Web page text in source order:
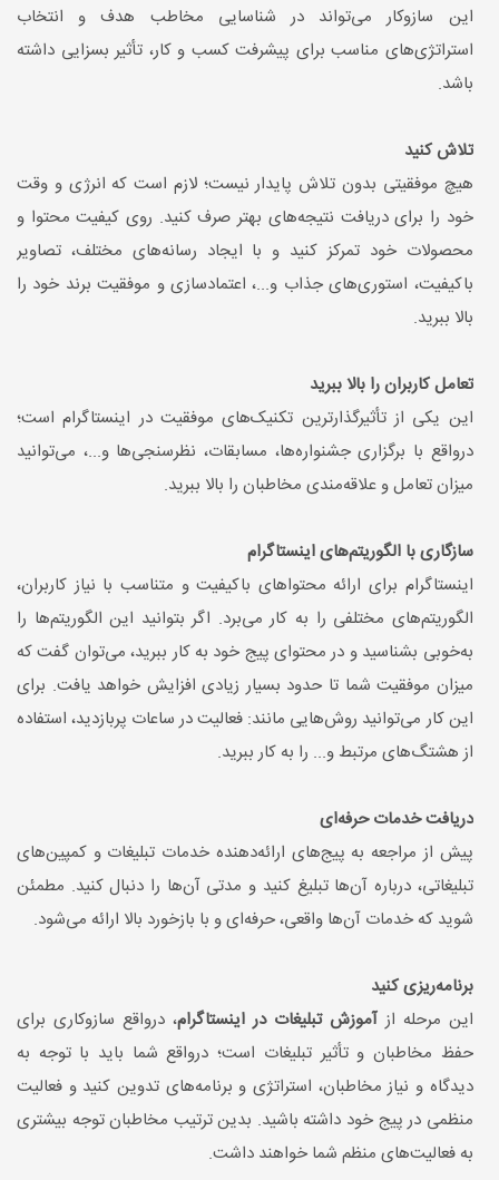
این سازوکار می‌تواند در شناسایی مخاطب هدف و انتخاب
استراتژی‌های مناسب برای پیشرفت کسب ‌و کار، تأثیر بسزایی داشته
باشد.
تلاش کنید
هیچ موفقیتی بدون تلاش پایدار نیست؛ لازم است که انرژی و وقت
خود را برای دریافت نتیجه‌های بهتر صرف کنید. روی کیفیت محتوا و
محصولات خود تمرکز کنید و با ایجاد رسانه‌های مختلف، تصاویر
باکیفیت، استوری‌های جذاب و...، اعتمادسازی و موفقیت برند خود را
بالا ببرید.
تعامل کاربران را بالا ببرید
این یکی از تأثیرگذارترین تکنیک‌های موفقیت در اینستاگرام است؛
درواقع با برگزاری جشنواره‌ها، مسابقات، نظرسنجی‌ها و...، می‌توانید
میزان تعامل و علاقه‌مندی مخاطبان را بالا ببرید.
سازگاری با الگوریتم‌های اینستاگرام
اینستاگرام برای ارائه محتواهای باکیفیت و متناسب با نیاز کاربران،
الگوریتم‌های مختلفی را به کار می‌برد. اگر بتوانید این الگوریتم‌ها را
به‌خوبی بشناسید و در محتوای پیج خود به کار ببرید، می‌توان گفت که
میزان موفقیت شما تا حدود بسیار زیادی افزایش خواهد یافت. برای
این کار می‌توانید روش‌هایی مانند: فعالیت در ساعات پربازدید، استفاده
از هشتگ‌های مرتبط و... را به کار ببرید.
دریافت خدمات حرفه‌ای
پیش از مراجعه به پیج‌های ارائه‌دهنده خدمات تبلیغات و کمپین‌های
تبلیغاتی، درباره آن‌ها تبلیغ کنید و مدتی آن‌ها را دنبال کنید. مطمئن
شوید که خدمات آن‌ها واقعی، حرفه‌ای و با بازخورد بالا ارائه می‌شود.
برنامه‌ریزی کنید
این مرحله ازآموزش تبلیغات در اینستاگرام، درواقع سازوکاری برای
حفظ مخاطبان و تأثیر تبلیغات است؛ درواقع شما باید با توجه به
دیدگاه و نیاز مخاطبان، استراتژی و برنامه‌های تدوین کنید و فعالیت
منظمی در پیج خود داشته باشید. بدین ترتیب مخاطبان توجه بیشتری
به فعالیت‌های منظم شما خواهند داشت.